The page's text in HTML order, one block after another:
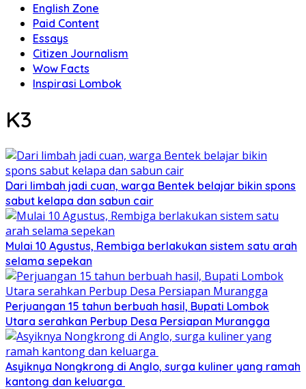
English Zone
Paid Content
Essays
Citizen Journalism
Wow Facts
Inspirasi Lombok
K3
Dari limbah jadi cuan, warga Bentek belajar bikin spons
sabut kelapa dan sabun cair
Mulai 10 Agustus, Rembiga berlakukan sistem satu arah
selama sepekan
Perjuangan 15 tahun berbuah hasil, Bupati Lombok
Utara serahkan Perbup Desa Persiapan Murangga
Asyiknya Nongkrong di Anglo, surga kuliner yang ramah
kantong dan keluarga